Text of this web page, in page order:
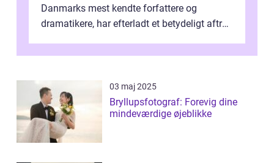
Danmarks mest kendte forfattere og
dramatikere, har efterladt et betydeligt aftryk
03 maj 2025
Bryllupsfotograf: Forevig dine
mindeværdige øjeblikke